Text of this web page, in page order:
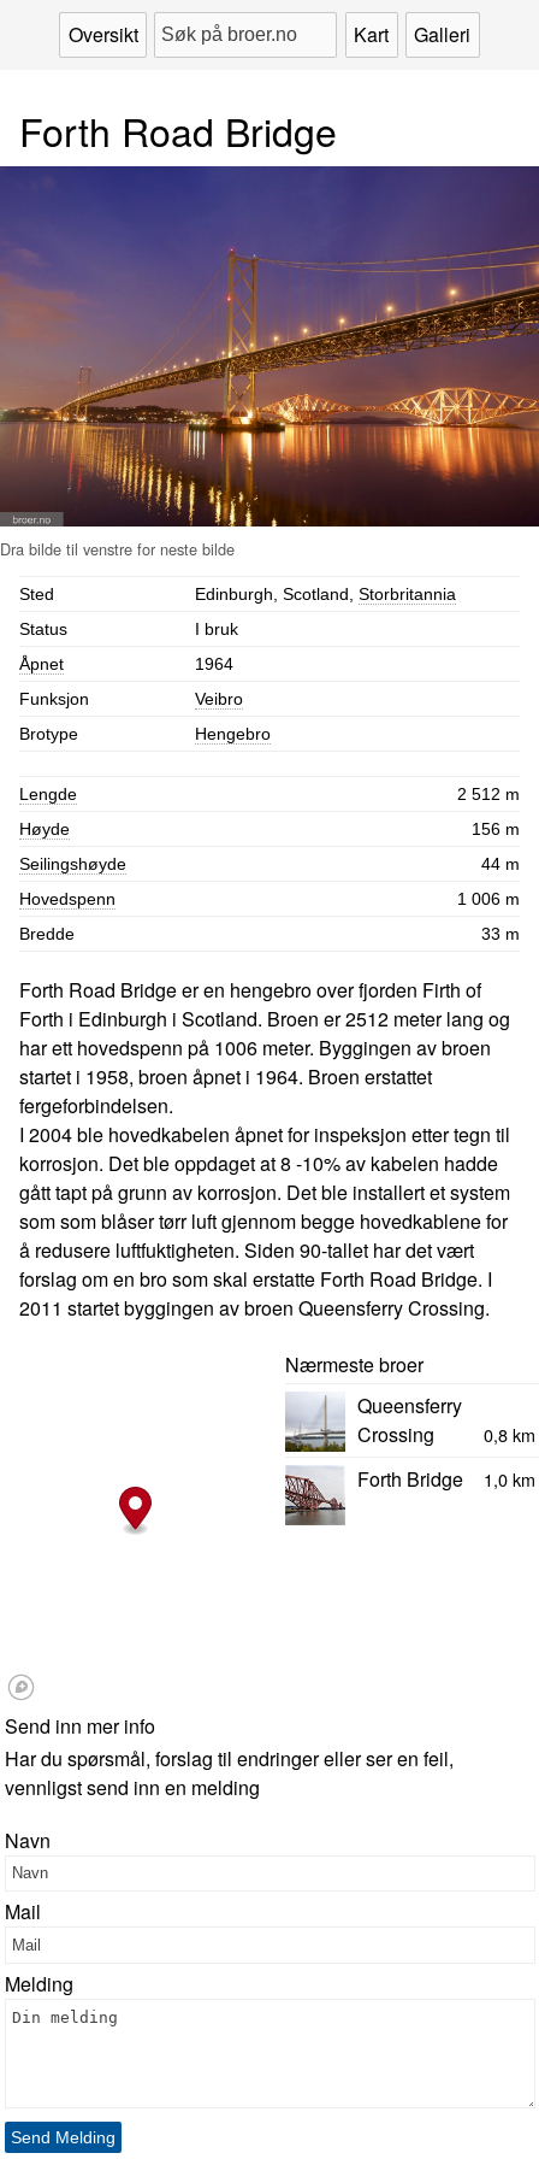
Oversikt Kart Galleri
Forth Road Bridge
Sted Edinburgh, Scotland, Storbritannia
Status
I bruk
Åpnet
1964
Funksjon
Veibro
Brotype
Hengebro
Lengde
2 512 m
Høyde
156 m
Seilingshøyde
44 m
Hovedspenn
1 006 m
Bredde
33 m
Forth Road Bridge er en hengebro over fjorden Firth of
Forth i Edinburgh i Scotland. Broen er 2512 meter lang og
har ett hovedspenn på 1006 meter. Byggingen av broen
startet i 1958, broen åpnet i 1964. Broen erstattet
fergeforbindelsen.
I 2004 ble hovedkabelen åpnet for inspeksjon etter tegn til
korrosjon. Det ble oppdaget at 8 -10% av kabelen hadde
gått tapt på grunn av korrosjon. Det ble installert et system
som som blåser tørr luft gjennom begge hovedkablene for
å redusere luftfuktigheten. Siden 90-tallet har det vært
forslag om en bro som skal erstatte Forth Road Bridge. I
2011 startet byggingen av broen Queensferry Crossing.
Nærmeste broer
Queensferry
Crossing
0,8 km
Forth Bridge 1,0 km
Send inn mer info
Har du spørsmål, forslag til endringer eller ser en feil,
vennligst send inn en melding
Navn
Mail
Melding
Send Melding